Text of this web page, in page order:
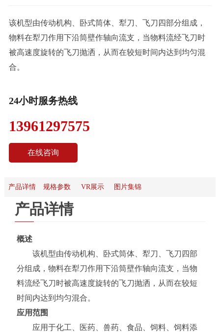
该机型由传动机构、卧式筒体、犁刀、飞刀四部分组成，
物料在犁刀作用下沿筒壁作轴向流支，当物料流经飞刀时
被高速度旋转的飞刀抛洒，从而在较短时间内达到均匀混
合。
24小时服务热线
13961297575
在线咨询
产品详情 规格参数 VR展示 图片集锦
产品详情
概述
该机型由传动机构、卧式筒体、犁刀、飞刀四部
分组成，物料在犁刀作用下沿筒壁作轴向流支，当物
料流经飞刀时被高速度旋转的飞刀抛洒，从而在较短
时间内达到均匀混合。
应用范围
应用于化工、医药、兽药、食品、饲料、饲料添